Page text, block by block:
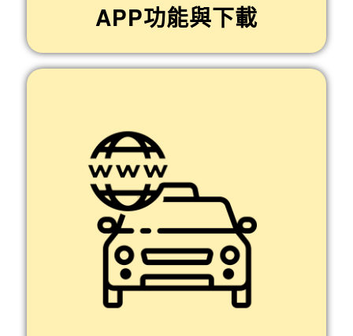
APP功能與下載